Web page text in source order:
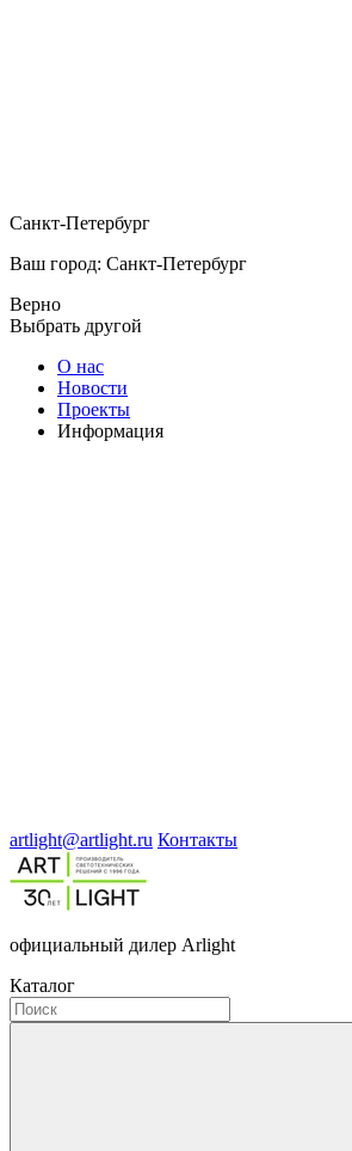
Санкт-Петербург
Ваш город: Санкт-Петербург
Верно
Выбрать другой
О нас
Новости
Проекты
Информация
artlight@artlight.ru Контакты
официальный дилер Arlight
Каталог